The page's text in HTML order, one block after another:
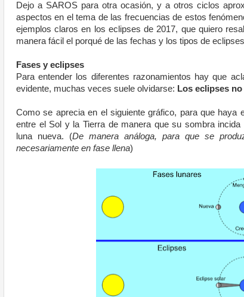
Dejo a SAROS para otra ocasión, y a otros ciclos
aspectos en el tema de las frecuencias de estos
ejemplos claros en los eclipses de 2017, que quiero
manera fácil el porqué de las fechas y los tipos de
Fases y eclipses
Para entender los diferentes razonamientos hay que
evidente, muchas veces suele olvidarse: Los eclipses
Como se aprecia en el siguiente gráfico, para que haya
entre el Sol y la Tierrade manera que su sombra incida
luna nueva. (De manera análoga, para que se
necesariamente en fase llena)